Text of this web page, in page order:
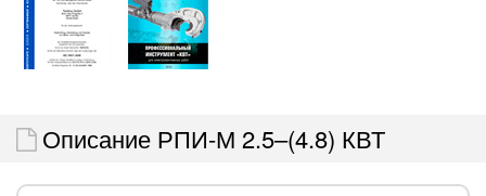
Описание РПИ-М 2.5–(4.8) КВТ